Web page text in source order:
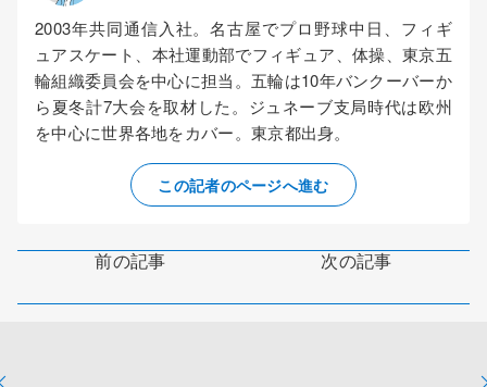
2003年共同通信入社。名古屋でプロ野球中日、フィギ
ュアスケート、本社運動部でフィギュア、体操、東京五
輪組織委員会を中心に担当。五輪は10年バンクーバーか
ら夏冬計7大会を取材した。ジュネーブ支局時代は欧州
を中心に世界各地をカバー。東京都出身。
この記者のページへ進む
前の記事 次の記事